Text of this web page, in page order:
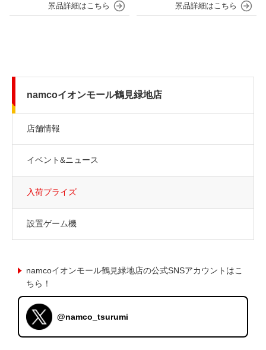
namcoイオンモール鶴見緑地店
店舗情報
イベント&ニュース
入荷プライズ
設置ゲーム機
namcoイオンモール鶴見緑地店の公式SNSアカウントはこ
ちら！
@namco_tsurumi